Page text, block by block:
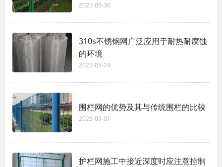
2023-05-30
310s不锈钢网广泛应用于耐热耐腐蚀
的环境
2023-05-24
围栏网的优势及其与传统围栏的比较
2023-09-01
护栏网施工中接近深度时应注意控制